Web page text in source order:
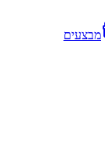
מבצעים